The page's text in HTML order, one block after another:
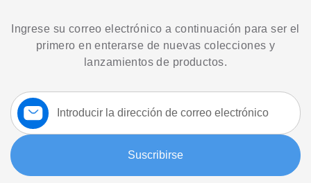
Ingrese su correo electrónico a continuación para ser el
primero en enterarse de nuevas colecciones y
lanzamientos de productos.
Suscríbase
a
nuestro
boletín:
Suscribirse